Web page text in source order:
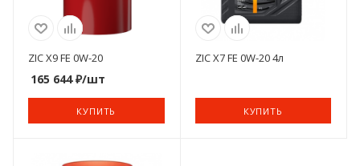
ZIC X9 FE 0W-20
165 644₽/шт
КУПИТЬ
ZIC X7 FE 0W-20 4л
КУПИТЬ